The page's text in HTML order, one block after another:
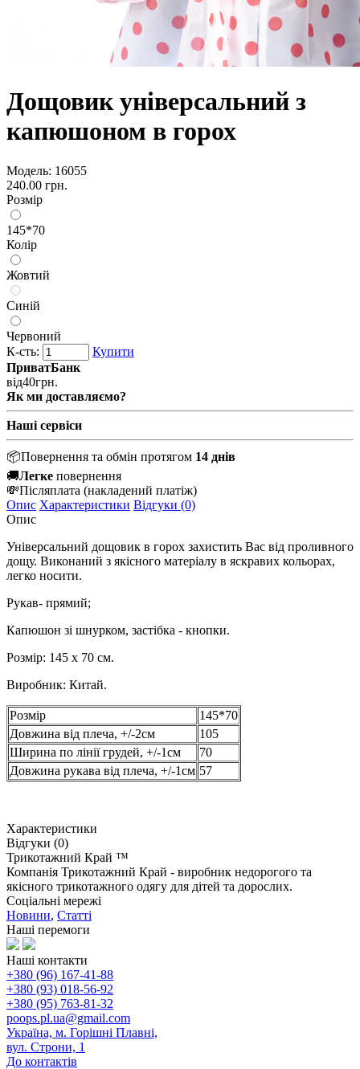
Дощовик універсальний з
капюшоном в горох
Модель: 16055
240.00 грн.
Розмір
145*70
Колір
Жовтий
Синій
Червоний
К-сть:
Купити
ПриватБанк
від40грн.
Як ми доставляємо?
Наші сервіси
📦Повернення та обмін протягом 14 днів
🚚Легке повернення
💸Післяплата (накладений платіж)
Опис Характеристики Відгуки (0)
Опис
Універсальний дощовик в горох захистить Вас від проливного
дощу. Виконаний з якісного матеріалу в яскравих кольорах,
легко носити.
Рукав- прямий;
Капюшон зі шнурком, застібка - кнопки.
Розмір: 145 х 70 см.
Виробник: Китай.
Розмір
145*70
Довжина від плеча, +/-2см
105
Ширина по лінії грудей, +/-1см
70
Довжина рукава від плеча, +/-1см 57
Характеристики
Відгуки (0)
Трикотажний Край ™
Компанія Трикотажний Край - виробник недорогого та
якісного трикотажного одягу для дітей та дорослих.
Соціальні мережі
Новини, Статті
Наші перемоги
Наші контакти
+380 (96) 167-41-88
+380 (93) 018-56-92
+380 (95) 763-81-32
poops.pl.ua@gmail.com
Україна, м. Горішні Плавні,
вул. Строни, 1
До контактів